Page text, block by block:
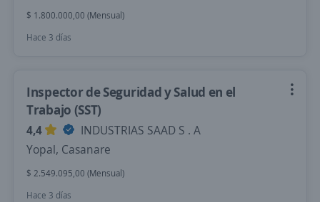
$ 1.800.000,00 (Mensual)
Hace 3 días
Inspector de Seguridad y Salud en el
Trabajo (SST)
4,4
INDUSTRIAS SAAD S . A
Yopal, Casanare
$ 2.549.095,00 (Mensual)
Hace 3 días